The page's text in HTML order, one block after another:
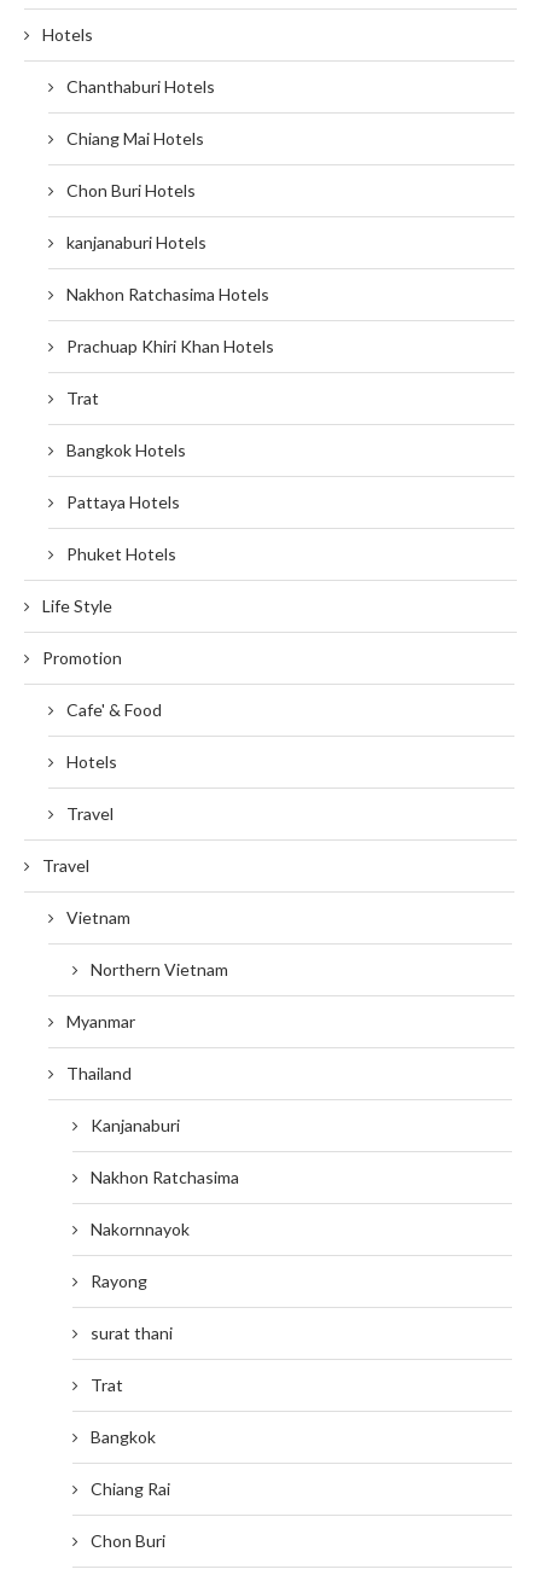
Hotels
Chanthaburi Hotels
Chiang Mai Hotels
Chon Buri Hotels
kanjanaburi Hotels
Nakhon Ratchasima Hotels
Prachuap Khiri Khan Hotels
Trat
Bangkok Hotels
Pattaya Hotels
Phuket Hotels
Life Style
Promotion
Cafe' & Food
Hotels
Travel
Travel
Vietnam
Northern Vietnam
Myanmar
Thailand
Kanjanaburi
Nakhon Ratchasima
Nakornnayok
Rayong
surat thani
Trat
Bangkok
Chiang Rai
Chon Buri